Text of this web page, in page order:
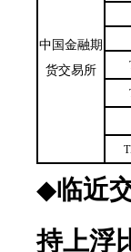
中国金融期
货交易所
◆临近
持上浮